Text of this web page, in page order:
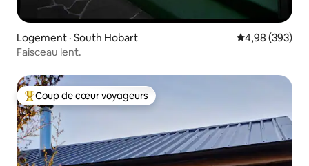
Logement · South Hobart Note
4,98 (393)
Faisceau lent.
Coup de cœur voyageurs parmi les plus aimés
Coup de cœur voyageurs